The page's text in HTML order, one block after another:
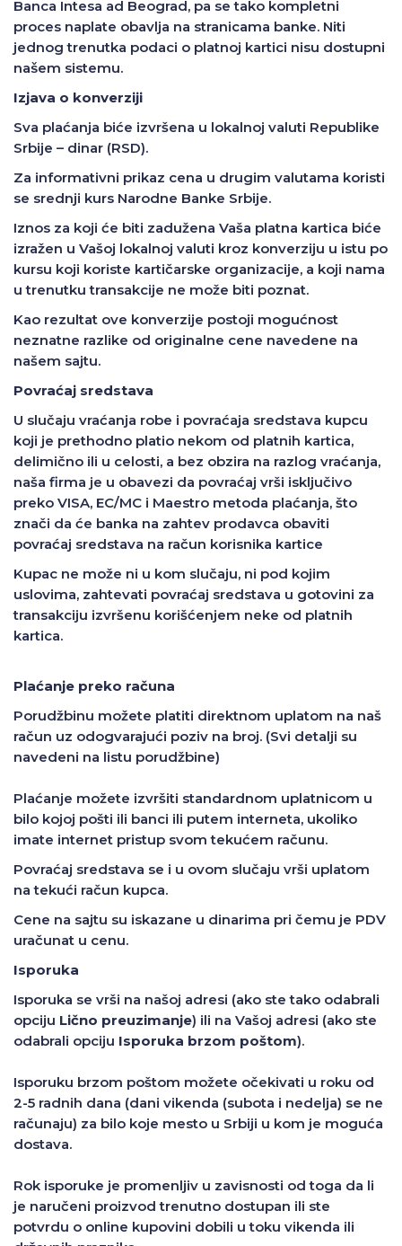
Banca Intesa ad Beograd, pa se tako kompletni
proces naplate obavlja na stranicama banke. Niti
jednog trenutka podaci o platnoj kartici nisu dostupni
našem sistemu.
Izjava o konverziji
Sva plaćanja biće izvršena u lokalnoj valuti Republike
Srbije – dinar (RSD).
Za informativni prikaz cena u drugim valutama koristi
se srednji kurs Narodne Banke Srbije.
Iznos za koji će biti zadužena Vaša platna kartica biće
izražen u Vašoj lokalnoj valuti kroz konverziju u istu po
kursu koji koriste kartičarske organizacije, a koji nama
u trenutku transakcije ne može biti poznat.
Kao rezultat ove konverzije postoji mogućnost
neznatne razlike od originalne cene navedene na
našem sajtu.
Povraćaj sredstava
U slučaju vraćanja robe i povraćaja sredstava kupcu
koji je prethodno platio nekom od platnih kartica,
delimično ili u celosti, a bez obzira na razlog vraćanja,
naša firma je u obavezi da povraćaj vrši isključivo
preko VISA, EC/MC i Maestro metoda plaćanja, što
znači da će banka na zahtev prodavca obaviti
povraćaj sredstava na račun korisnika kartice
Kupac ne može ni u kom slučaju, ni pod kojim
uslovima, zahtevati povraćaj sredstava u gotovini za
transakciju izvršenu korišćenjem neke od platnih
kartica.
Plaćanje preko računa
Porudžbinu možete platiti direktnom uplatom na naš
račun uz odogvarajući poziv na broj. (Svi detalji su
navedeni na listu porudžbine)
Plaćanje možete izvršiti standardnom uplatnicom u
bilo kojoj pošti ili banci ili putem interneta, ukoliko
imate internet pristup svom tekućem računu.
Povraćaj sredstava se i u ovom slučaju vrši uplatom
na tekući račun kupca.
Cene na sajtu su iskazane u dinarima pri čemu je PDV
uračunat u cenu.
Isporuka
Isporuka se vrši na našoj adresi (ako ste tako odabrali
opciju Lično preuzimanje) ili na Vašoj adresi (ako ste
odabrali opciju Isporuka brzom poštom).
Isporuku brzom poštom možete očekivati u roku od
2-5 radnih dana (dani vikenda (subota i nedelja) se ne
računaju) za bilo koje mesto u Srbiji u kom je moguća
dostava.
Rok isporuke je promenljiv u zavisnosti od toga da li
je naručeni proizvod trenutno dostupan ili ste
potvrdu o online kupovini dobili u toku vikenda ili